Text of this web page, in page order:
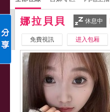
娜拉貝貝 休息中
免費視訊 进入包厢